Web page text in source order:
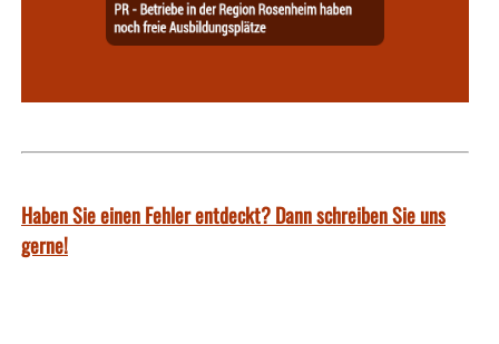
Haben Sie einen Fehler entdeckt? Dann schreiben Sie uns
gerne!